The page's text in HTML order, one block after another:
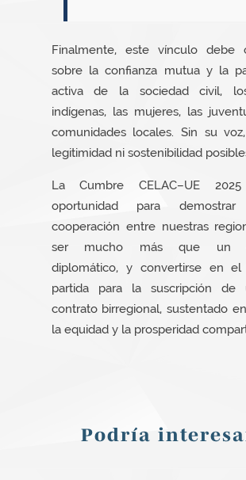
Finalmente, este vínculo debe
sobre la confianza mutua y la
activa de la sociedad civil,
indígenas, las mujeres, las
comunidades locales. Sin su
legitimidad ni sostenibilidad
La Cumbre CELAC–UE
oportunidad para
cooperación entre nuestras
ser mucho más que un
diplomático, y convertirse en
partida para la suscripción de
contrato birregional, sustentado
la equidad y la prosperidad
Podría